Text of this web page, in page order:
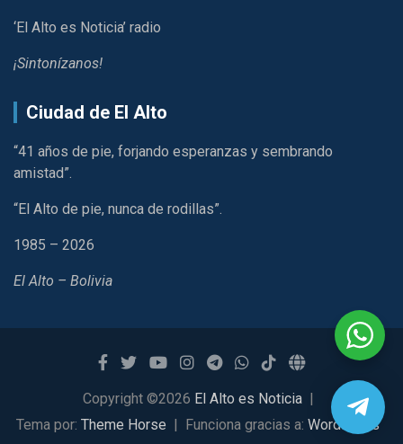
‘El Alto es Noticia’ radio
¡Sintonízanos!
Ciudad de El Alto
“41 años de pie, forjando esperanzas y sembrando
amistad”.
“El Alto de pie, nunca de rodillas”.
1985 – 2026
El Alto – Bolivia
Copyright ©2026 El Alto es Noticia
Tema por: Theme Horse Funciona gracias a: WordPress